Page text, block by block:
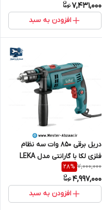
7,431,000
افزودن به سبد
دریل برقی 850 وات سه نظام
فلزی لکا با گارانتی مدل LEKA
DR13-085
7,000,000
28%
4,997,000
افزودن به سبد